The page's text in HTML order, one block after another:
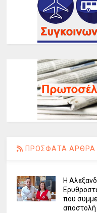
ΠΡΟΣΦΑΤΑ ΑΡΘΡΑ
Η
που
αποστολή